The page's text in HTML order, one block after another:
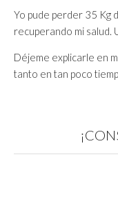
Yo pude perder 35 Kg
recuperando mi salud.
Déjeme explicarle en
tanto en tan poco